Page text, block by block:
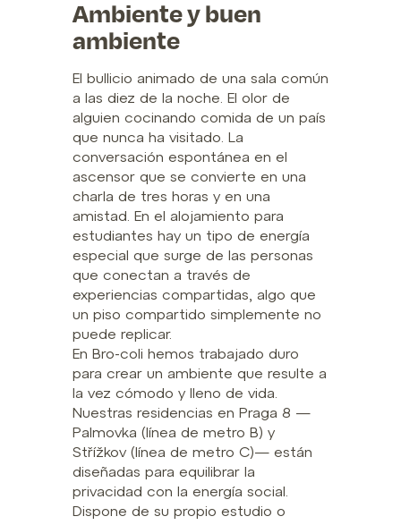
Ambiente y buen
ambiente
El bullicio animado de una sala común
a las diez de la noche. El olor de
alguien cocinando comida de un país
que nunca ha visitado. La
conversación espontánea en el
ascensor que se convierte en una
charla de tres horas y en una
amistad. En el alojamiento para
estudiantes hay un tipo de energía
especial que surge de las personas
que conectan a través de
experiencias compartidas, algo que
un piso compartido simplemente no
puede replicar.
En Bro-coli hemos trabajado duro
para crear un ambiente que resulte a
la vez cómodo y lleno de vida.
Nuestras residencias en Praga 8 —
Palmovka (línea de metro B) y
Střížkov (línea de metro C)— están
diseñadas para equilibrar la
privacidad con la energía social.
Dispone de su propio estudio o